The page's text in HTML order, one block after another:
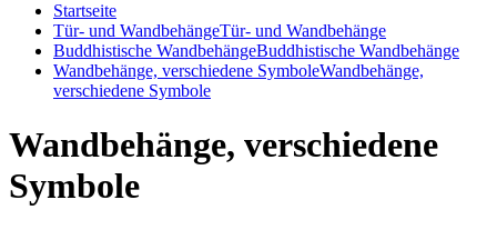
Startseite
Tür- und WandbehängeTür- und Wandbehänge
Buddhistische WandbehängeBuddhistische Wandbehänge
Wandbehänge, verschiedene SymboleWandbehänge,
verschiedene Symbole
Wandbehänge, verschiedene
Symbole